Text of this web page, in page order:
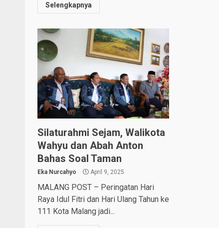
Selengkapnya
Silaturahmi Sejam, Walikota
Wahyu dan Abah Anton
Bahas Soal Taman
Eka Nurcahyo April 9, 2025
MALANG POST – Peringatan Hari
Raya Idul Fitri dan Hari Ulang Tahun ke
111 Kota Malang jadi...